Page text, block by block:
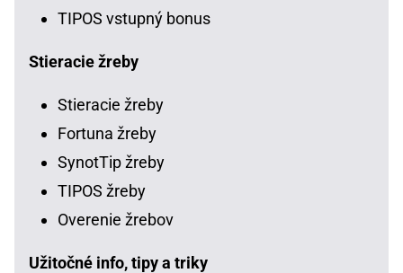
TIPOS vstupný bonus
Stieracie žreby
Stieracie žreby
Fortuna žreby
SynotTip žreby
TIPOS žreby
Overenie žrebov
Užitočné info, tipy a triky